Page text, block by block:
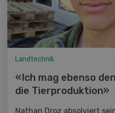
Landtechnik
«Ich mag ebenso
die Tierproduktion»
Nathan Droz absolviert